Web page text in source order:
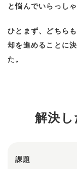
と悩んでいらっしゃ
ひとまず、どちら
却を進めることに
た。
解決
課題